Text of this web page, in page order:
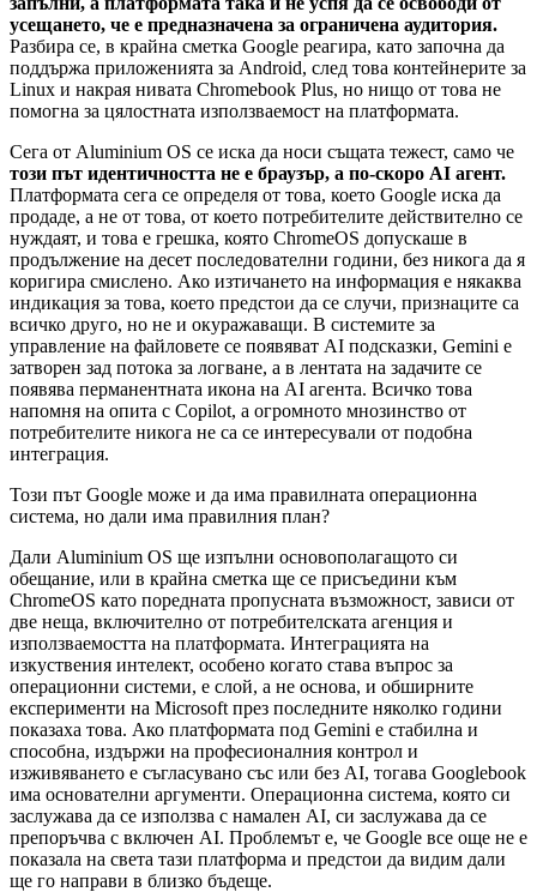
усещането, че е предназначена за ограничена аудитория.
Разбира се, в крайна сметка Google реагира, като започна да
поддържа приложенията за Android, след това контейнерите за
Linux и накрая нивата Chromebook Plus, но нищо от това не
помогна за цялостната използваемост на платформата.
Сега от Aluminium OS се иска да носи същата тежест, само че
този път идентичността не е браузър, а по-скоро AI агент.
Платформата сега се определя от това, което Google иска да
продаде, а не от това, от което потребителите действително се
нуждаят, и това е грешка, която ChromeOS допускаше в
продължение на десет последователни години, без никога да я
коригира смислено. Ако изтичането на информация е някаква
индикация за това, което предстои да се случи, признаците са
всичко друго, но не и окуражаващи. В системите за
управление на файловете се появяват AI подсказки, Gemini е
затворен зад потока за логване, а в лентата на задачите се
появява перманентната икона на AI агента. Всичко това
напомня на опита с Copilot, а огромното мнозинство от
потребителите никога не са се интересували от подобна
интеграция.
Този път Google може и да има правилната операционна
система, но дали има правилния план?
Дали Aluminium OS ще изпълни основополагащото си
обещание, или в крайна сметка ще се присъедини към
ChromeOS като поредната пропусната възможност, зависи от
две неща, включително от потребителската агенция и
използваемостта на платформата. Интеграцията на
изкуствения интелект, особено когато става въпрос за
операционни системи, е слой, а не основа, и обширните
експерименти на Microsoft през последните няколко години
показаха това. Ако платформата под Gemini е стабилна и
способна, издържи на професионалния контрол и
изживяването е съгласувано със или без AI, тогава Googlebook
има основателни аргументи. Операционна система, която си
заслужава да се използва с намален AI, си заслужава да се
препоръчва с включен AI. Проблемът е, че Google все още не е
показала на света тази платформа и предстои да видим дали
ще го направи в близко бъдеще.